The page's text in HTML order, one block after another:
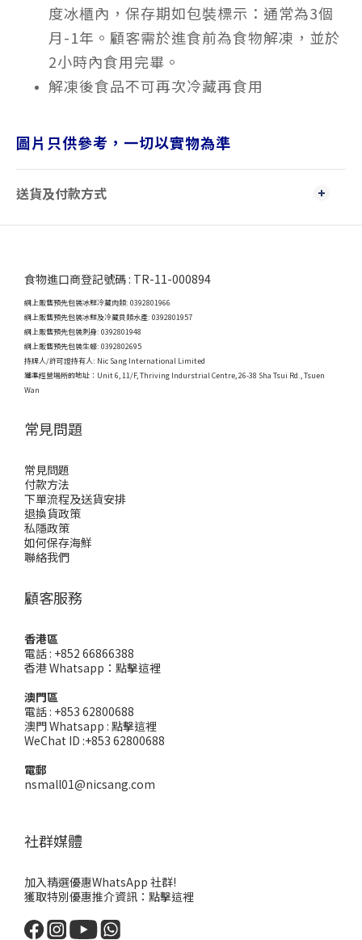
度冰櫃內，保存期如包裝標示：通常為3個
月-1年。顧客需於進食前為食物解凍，並於
2小時內食用完畢。
解凍後食品不可再次冷藏再食用
圖片只供參考，一切以實物為準
送貨及付款方式
食物進口商登記號碼 : TR-11-000894
網上販售預先包裝冰鮮冷藏肉類: 0392801966
網上販售預先包裝冰鮮及冷藏貝類水產: 0392801957
網上販售預先包裝刺身: 0392801948
網上販售預先包裝生蠔: 0392802695
持牌人/許可證持有人: Nic Sang International Limited
獲準經營場所的地址： Unit 6, 11/F, Thriving Indurstrial Centre, 26-38 Sha Tsui Rd., Tsuen
Wan
常見問題
常見問題
付款方法
下單流程及送貨安排
退換貨政策
私隱政策
如何保存海鮮
聯絡我們
顧客服務
香港區
電話 : +852 66866388
香港 Whatsapp： 點擊這裡
澳門區
電話 : +853 62800688
澳門 Whatsapp : 點擊這裡
WeChat ID :+853 62800688
電郵
nsmall01@nicsang.com
社群媒體
加入精選優惠WhatsApp 社群!
獲取特別優惠推介資訊： 點擊這裡